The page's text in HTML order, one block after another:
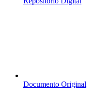
Documento Original